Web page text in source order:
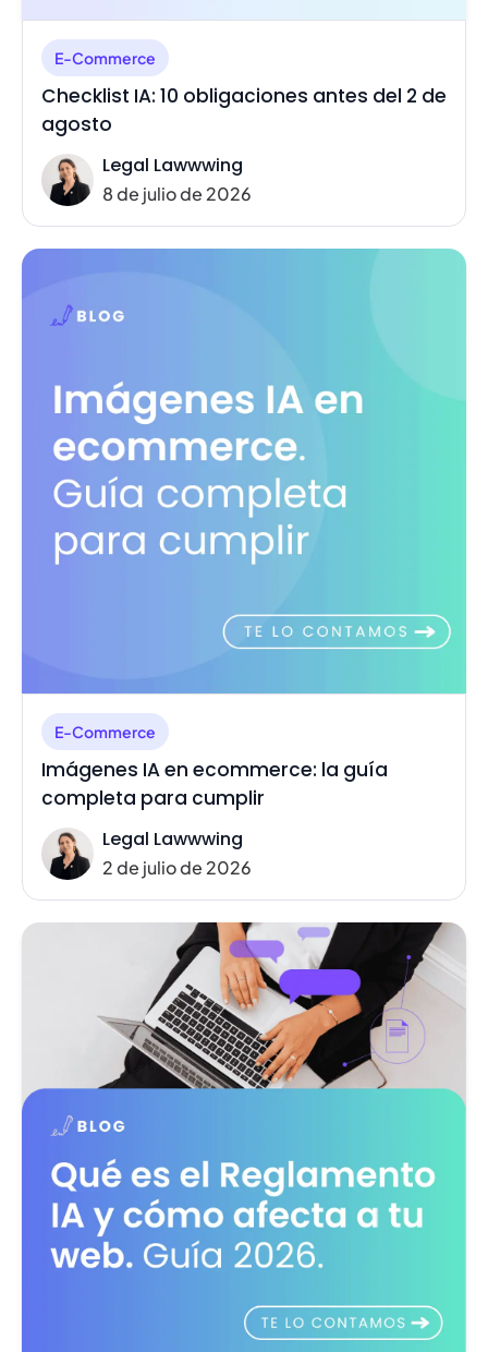
E-Commerce
Checklist IA: 10 obligaciones antes del 2 de
agosto
Legal Lawwwing
8 de julio de 2026
E-Commerce
Imágenes IA en ecommerce: la guía
completa para cumplir
Legal Lawwwing
2 de julio de 2026